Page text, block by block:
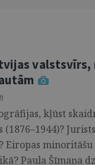
kļūst
(1876–1944)?
Eiropas
Paula Šīmaņa